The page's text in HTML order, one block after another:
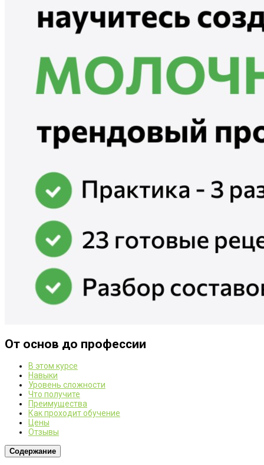
От основ до профессии
В этом курсе
Навыки
Уровень сложности
Что получите
Преимущества
Как проходит обучение
Цены
Отзывы
Содержание